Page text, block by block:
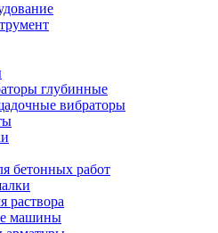
глубинные
вибраторы
бетонных работ
раствора
машины